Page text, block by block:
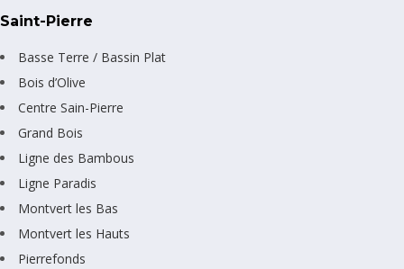
Saint-Pierre
Basse Terre / Bassin Plat
Bois d’Olive
Centre Sain-Pierre
Grand Bois
Ligne des Bambous
Ligne Paradis
Montvert les Bas
Montvert les Hauts
Pierrefonds